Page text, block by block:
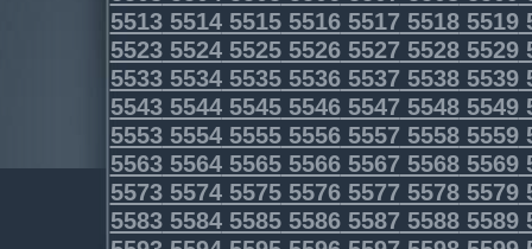
5513551455155516551755185519
5523552455255526552755285529
5533553455355536553755385539
5543554455455546554755485549
5553555455555556555755585559
5563556455655566556755685569
5573557455755576557755785579
5583558455855586558755885589